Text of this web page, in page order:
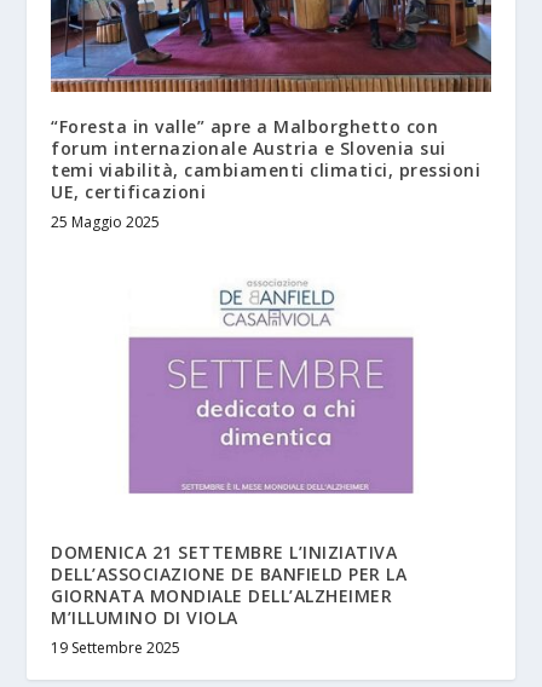
“Foresta in valle” apre a Malborghetto con
forum internazionale Austria e Slovenia sui
temi viabilità, cambiamenti climatici, pressioni
UE, certificazioni
25 Maggio 2025
DOMENICA 21 SETTEMBRE L’INIZIATIVA
DELL’ASSOCIAZIONE DE BANFIELD PER LA
GIORNATA MONDIALE DELL’ALZHEIMER
M’ILLUMINO DI VIOLA
19 Settembre 2025